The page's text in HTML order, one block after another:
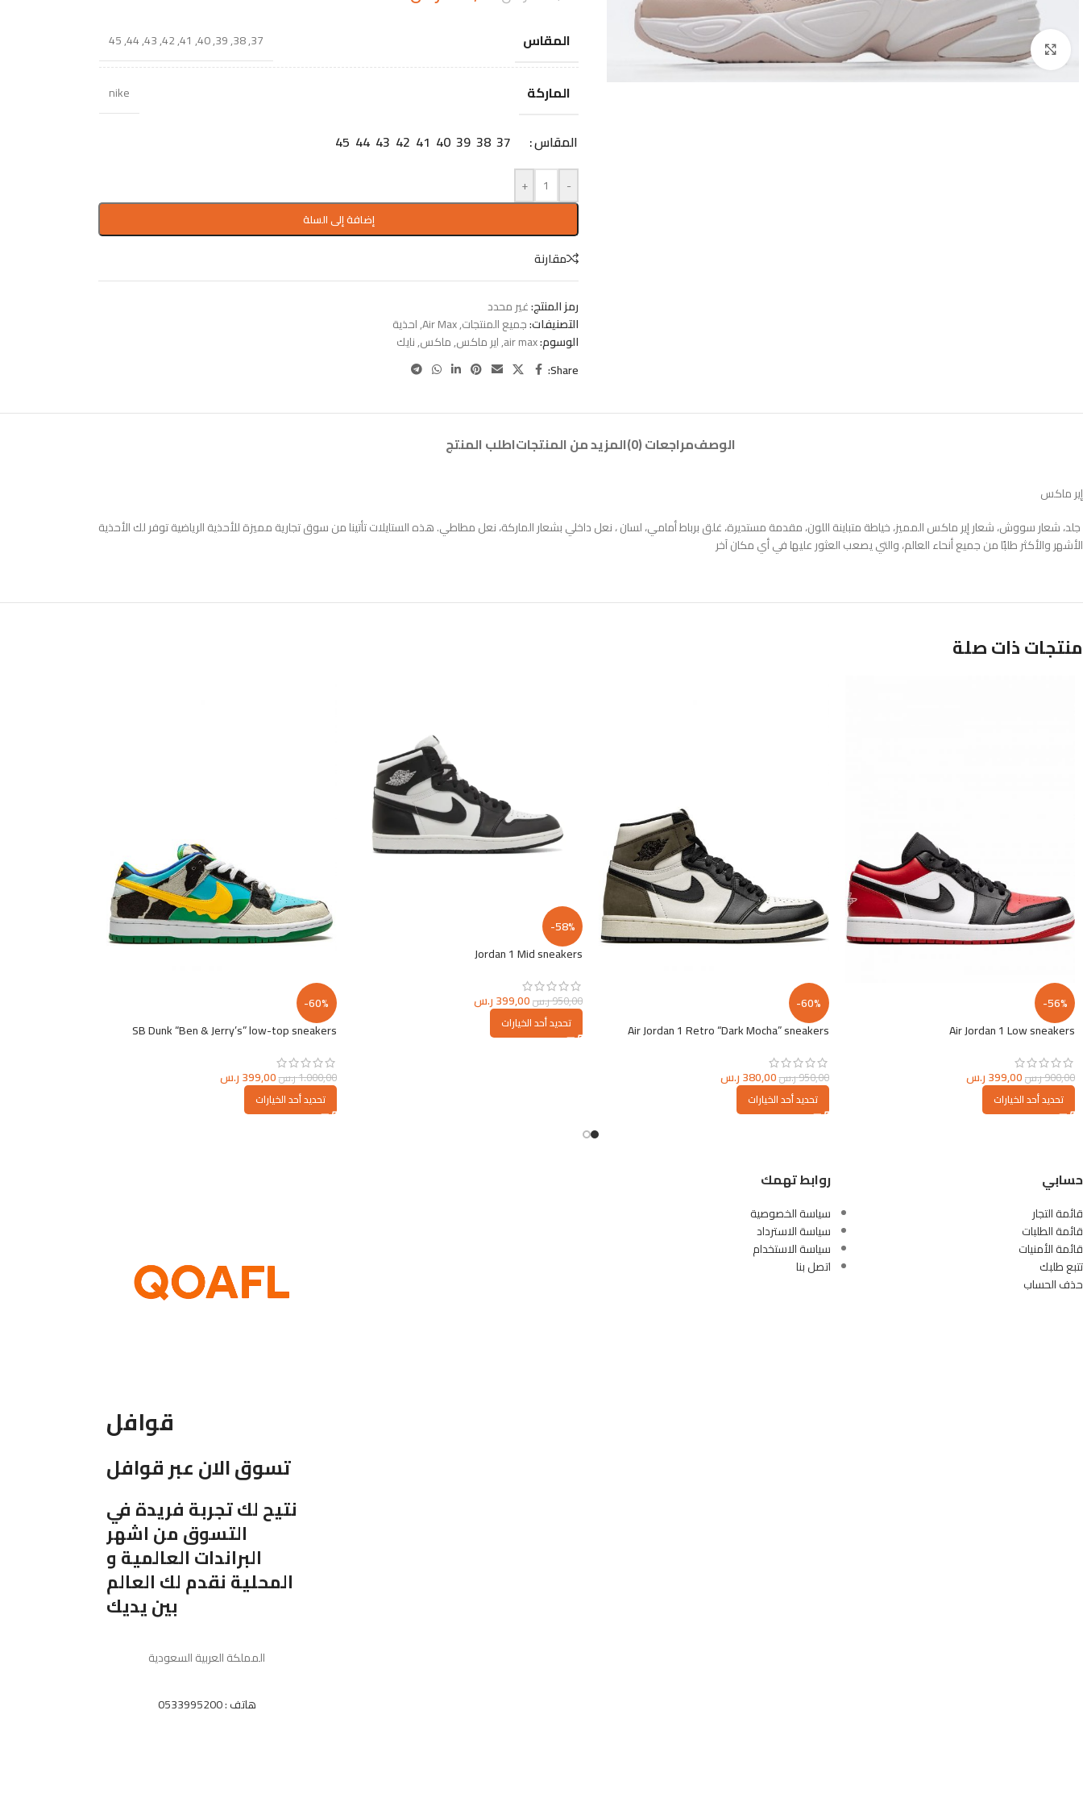
اضغط للتكبير المقاس 37
,
38
,
39
,
40
,
41
,
42
,
43
,
44
,
45
الماركة nike
المقاس 37
38
39
40
41
42
43
44
45
-
+
إضافة إلى السلة
مقارنة
رمز المنتج:غير محدد
التصنيفات:جميع المنتجات,
Air Max
,احذية
الوسوم:air max
,اير ماكس,ماكس,نايك
Share:
الوصفمراجعات (0) المزيد من المنتجاتاطلب المنتج
إير ماكس
جلد، شعار سووش، شعار إير ماكس المميز، خياطة متباينة اللون، مقدمة مستديرة، غلق برباط أمامي، لسان ، نعل داخلي بشعار الماركة، نعل مطاطي. هذه الستايلات تأتينا من سوق تجارية مميزة للأحذية الرياضية توفر لك الأحذية
الأشهر والأكثر طلبًا من جميع أنحاء العالم، والتي يصعب العثور عليها في أي مكان آخر
منتجات ذات صلة
-56%
Air Jordan 1 Low sneakers
900,00ر.س399,00ر.س
تحديد أحد الخيارات
-60%
Air Jordan 1 Retro “Dark Mocha” sneakers
950,00ر.س380,00ر.س
تحديد أحد الخيارات
-58%
Jordan 1 Mid sneakers
950,00ر.س399,00ر.س
تحديد أحد الخيارات
-60%
SB Dunk “Ben & Jerry’s” low-top sneakers
1.000,00ر.س399,00ر.س
تحديد أحد الخيارات
حسابي
قائمة التجار
قائمة الطلبات
قائمة الأمنيات
تتبع طلبك
حذف الحساب
روابط تهمك
سياسة الخصوصية
سياسة الاسترداد
سياسة الاستخدام
اتصل بنا
قوافل
تسوق الان عبر قوافل
نتيح لك تجربة فريدة في
التسوق من اشهر
البراندات العالمية و
المحلية نقدم لك العالم
بين يديك
المملكة العربية السعودية
هاتف : 0533995200